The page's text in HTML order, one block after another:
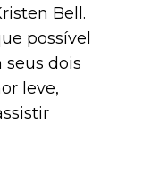
Bell.
possível
dois
leve,